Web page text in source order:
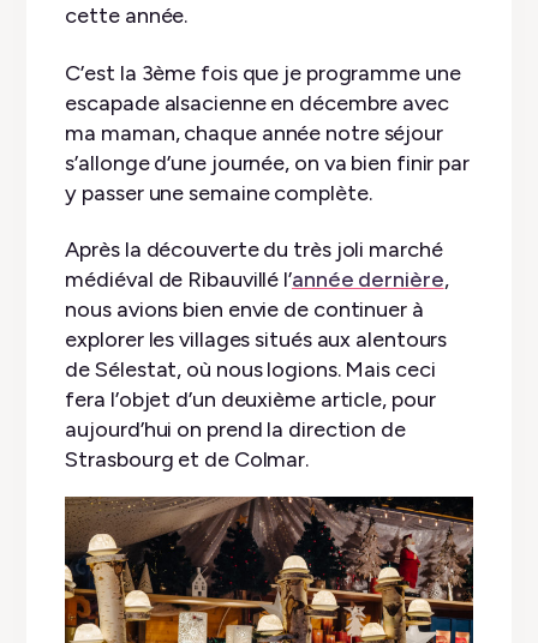
cette année.
C’est la 3ème fois que je programme une
escapade alsacienne en décembre avec
ma maman, chaque année notre séjour
s’allonge d’une journée, on va bien finir par
y passer une semaine complète.
Après la découverte du très joli marché
médiéval de Ribauvillé l’année dernière,
nous avions bien envie de continuer à
explorer les villages situés aux alentours
de Sélestat, où nous logions. Mais ceci
fera l’objet d’un deuxième article, pour
aujourd’hui on prend la direction de
Strasbourg et de Colmar.